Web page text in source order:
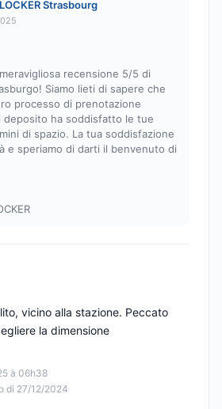
Strasbourg
recensione 5/5 di
Siamo lieti di sapere che
processo di prenotazione
ha soddisfatto le tue
di spazio. La tua soddisfazione
e speriamo di darti il benvenuto di
à 06h38
di 27/12/2024
vicino alla stazione. Peccato
la dimensione